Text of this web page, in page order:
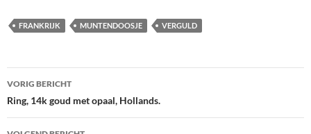
FRANKRIJK MUNTENDOOSJE VERGULD
Berichtnavigatie
VORIG BERICHT
Ring, 14k goud met opaal, Hollands.